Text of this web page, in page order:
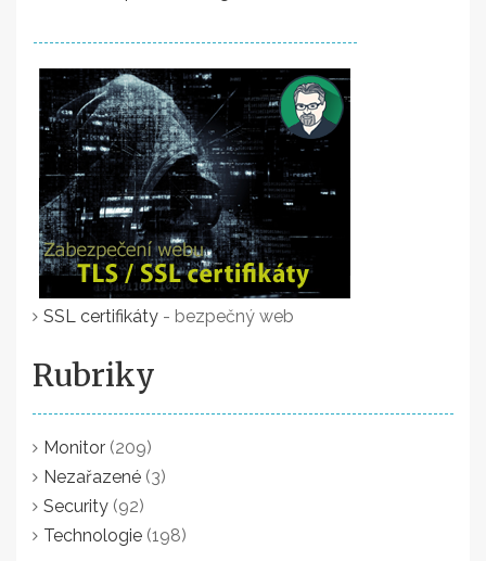
SSL certifikáty - bezpečný web
Rubriky
Monitor (209)
Nezařazené (3)
Security (92)
Technologie (198)